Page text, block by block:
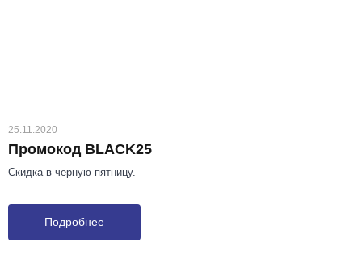
25.11.2020
Промокод BLACK25
Скидка в черную пятницу.
Подробнее